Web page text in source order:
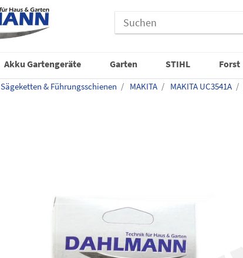
Akku Gartengeräte Garten STIHL Forst
Sägeketten & Führungsschienen MAKITA MAKITA UC3541A